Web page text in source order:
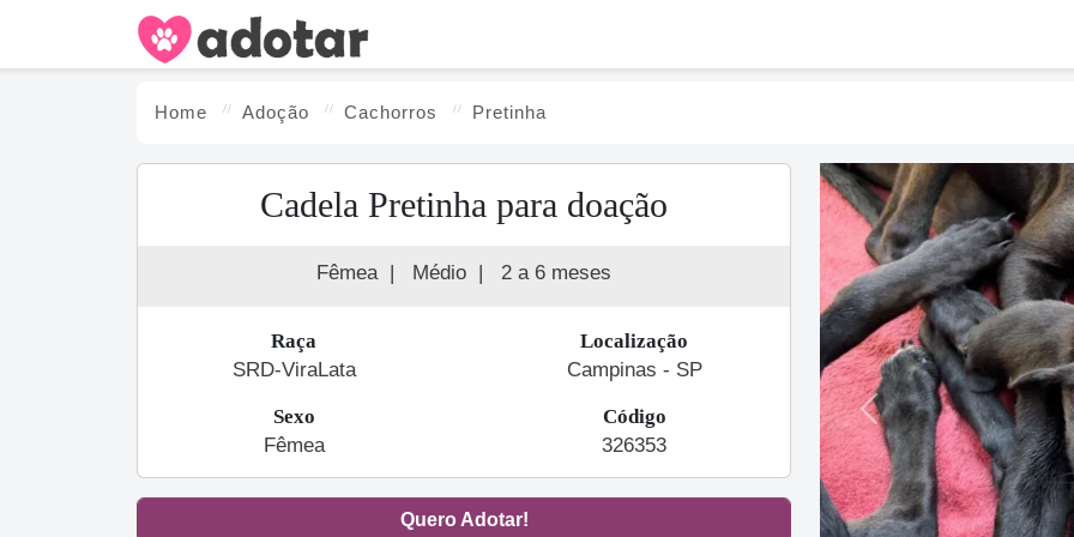
Home Adoção Cachorros Pretinha
Cadela Pretinha para doação
Fêmea | Médio | 2 a 6 meses
Raça
SRD-ViraLata
Localização
Campinas - SP
Sexo
Fêmea
Código
326353
Quero Adotar!
Previous